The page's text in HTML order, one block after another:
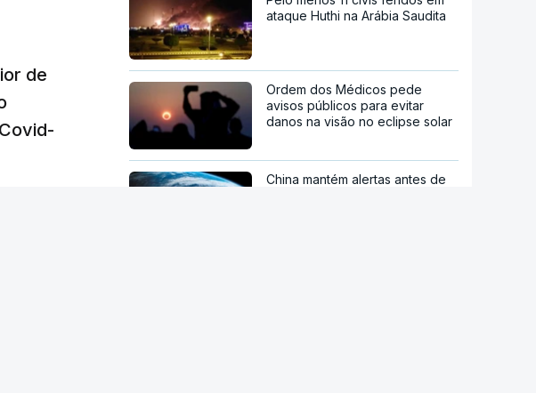
por
de
ataque Huthi na Arábia Saudita
Ordem dos Médicos pede
avisos públicos para evitar
danos na visão no eclipse solar
China mantém alertas antes de